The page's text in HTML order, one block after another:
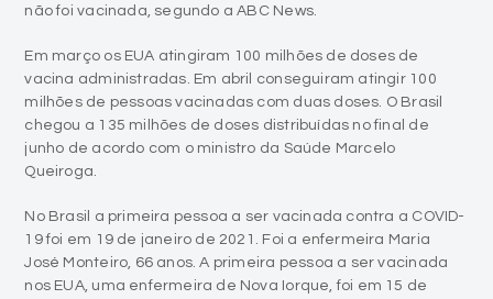
não foi vacinada, segundo a ABC News.
Em março os EUA atingiram 100 milhões de doses de
vacina administradas. Em abril conseguiram atingir 100
milhões de pessoas vacinadas com duas doses. O Brasil
chegou a 135 milhões de doses distribuídas no final de
junho de acordo com o ministro da Saúde Marcelo
Queiroga.
No Brasil a primeira pessoa a ser vacinada contra a COVID-
19 foi em 19 de janeiro de 2021. Foi a enfermeira Maria
José Monteiro, 66 anos. A primeira pessoa a ser vacinada
nos EUA, uma enfermeira de Nova Iorque, foi em 15 de